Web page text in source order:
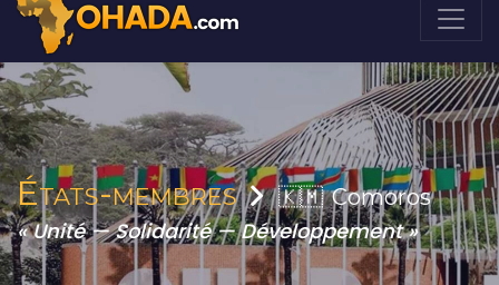
États-membres 🇰🇲 Comoros
« Unité — Solidarité — Développement »